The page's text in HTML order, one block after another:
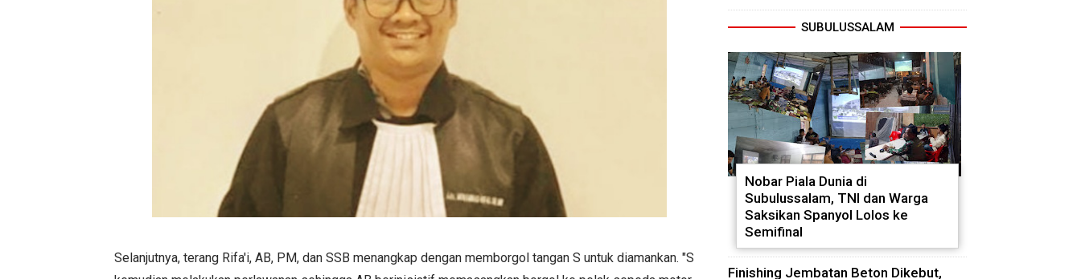
Selanjutnya, terang Rifa'i, AB, PM, dan SSB menangkap dengan memborgol tangan S untuk diamankan. "S
SUBULUSSALAM
Nobar Piala Dunia di
Subulussalam, TNI dan Warga
Saksikan Spanyol Lolos ke
Semifinal
Finishing Jembatan Beton Dikebut,